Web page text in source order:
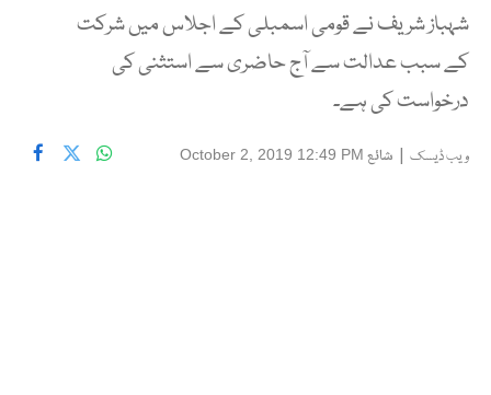
شہباز شریف نے قومی اسمبلی کے اجلاس میں شرکت
کے سبب عدالت سے آج حاضری سے استثنی کی
درخواست کی ہے۔
ویب ڈیسک | شائع October 2, 2019 12:49 PM